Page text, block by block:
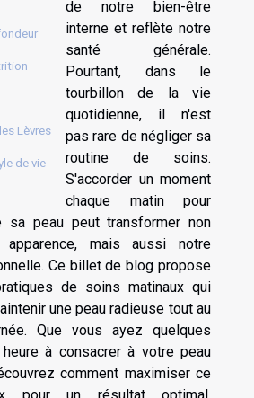
Lèvres
de vie
de notre bien-être
interne et reflète notre
santé générale.
Pourtant, dans le
tourbillon de la vie
quotidienne, il n'est
pas rare de négliger sa
routine de soins.
S'accorder un moment
chaque matin pour
sa peau peut transformer non
apparence, mais aussi notre
Ce billet de blog propose
de soins matinaux qui
une peau radieuse tout au
Que vous ayez quelques
à consacrer à votre peau
comment maximiser ce
pour un résultat optimal.